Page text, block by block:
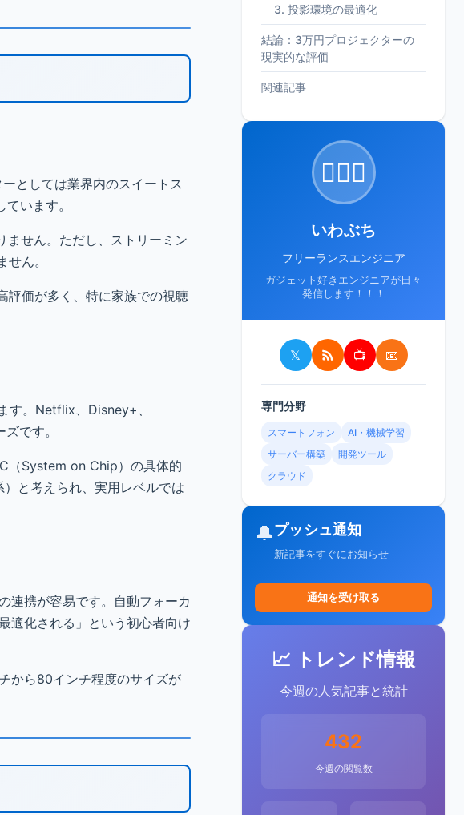
としては業界内のスイートス
います。
ません。ただし、ストリーミン
ん。
評価が多く、特に家族での視聴
す。Netflix、Disney+、
です。
（System on Chip）の具体的
と考えられ、実用レベルでは
携が容易です。自動フォーカ
適化される」という初心者向け
から80インチ程度のサイズが
3. 投影環境の最適化
結論：3万円プロジェクターの
現実的な評価
関連記事
🙋🏻‍♂️
いわぶち
フリーランスエンジニア
ガジェット好きエンジニアが日々
発信します！！！
𝕏 📺 📧
専門分野
スマートフォン
AI・機械学習
サーバー構築
開発ツール
クラウド
🔔プッシュ通知
新記事をすぐにお知らせ
通知を受け取る
📈 トレンド情報
今週の人気記事と統計
432
今週の閲覧数